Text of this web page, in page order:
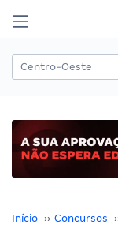
Início ›› Concursos